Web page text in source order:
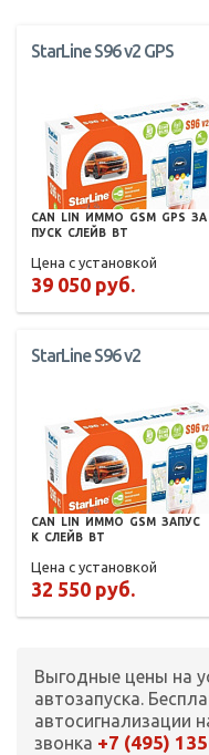
StarLine S96 v2 GPS
CAN LIN ИММО GSM GPS ЗА
ПУСК СЛЕЙВ BT
Цена с установкой
39 050 руб.
StarLine S96 v2
CAN LIN ИММО GSM ЗАПУС
К СЛЕЙВ BT
Цена с установкой
32 550 руб.
Выгодные цены на
автозапуска.
автосигнализации
звонка +7 (495)